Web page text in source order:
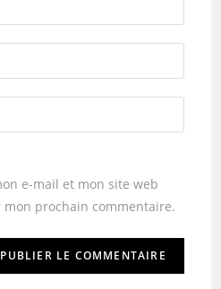
e-mail et mon site web
prochain commentaire.